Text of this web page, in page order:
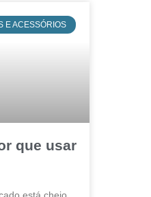
E ACESSÓRIOS
que usar